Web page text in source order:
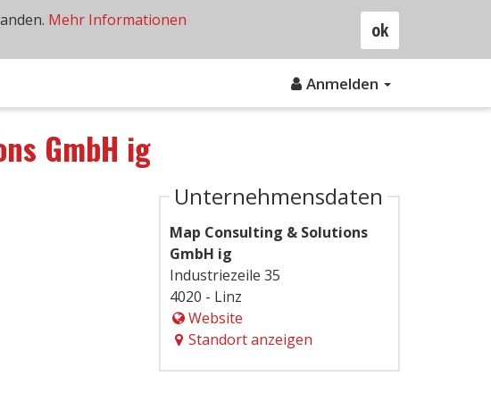
Anmelden
GmbH ig
Unternehmensdaten
Map Consulting & Solutions
GmbH ig
Industriezeile 35
4020 - Linz
Website
Standort anzeigen
ok
Mehr Informationen